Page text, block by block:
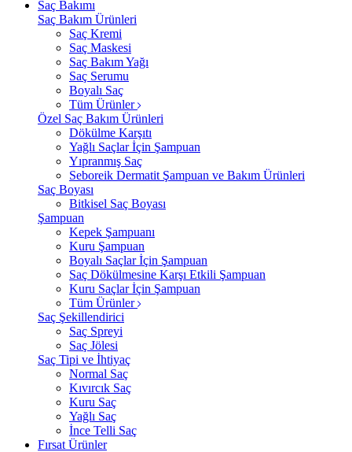
Saç Bakımı
Saç Bakım Ürünleri
Saç Kremi
Saç Maskesi
Saç Bakım Yağı
Saç Serumu
Boyalı Saç
Tüm Ürünler
Özel Saç Bakım Ürünleri
Dökülme Karşıtı
Yağlı Saçlar İçin Şampuan
Yıpranmış Saç
Seboreik Dermatit Şampuan ve Bakım Ürünleri
Saç Boyası
Bitkisel Saç Boyası
Şampuan
Kepek Şampuanı
Kuru Şampuan
Boyalı Saçlar İçin Şampuan
Saç Dökülmesine Karşı Etkili Şampuan
Kuru Saçlar İçin Şampuan
Tüm Ürünler
Saç Şekillendirici
Saç Spreyi
Saç Jölesi
Saç Tipi ve İhtiyaç
Normal Saç
Kıvırcık Saç
Kuru Saç
Yağlı Saç
İnce Telli Saç
Fırsat Ürünler